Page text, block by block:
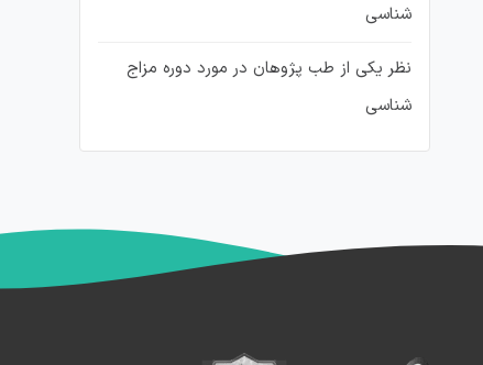
شناسی
نظر یکی از طب پژوهان در مورد دوره مزاج
شناسی